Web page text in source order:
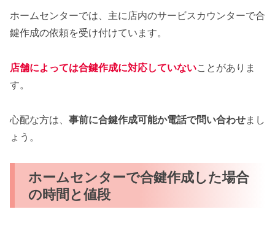
ホームセンターでは、主に店内のサービスカウンターで合
鍵作成の依頼を受け付けています。
店舗によっては合鍵作成に対応していないことがありま
す。
心配な方は、 事前に合鍵作成可能か電話で問い合わせまし
ょう。
ホームセンターで合鍵作成した場合
の時間と値段